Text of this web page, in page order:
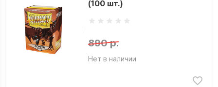
(100 шт.)
890 р.
Нет в наличии